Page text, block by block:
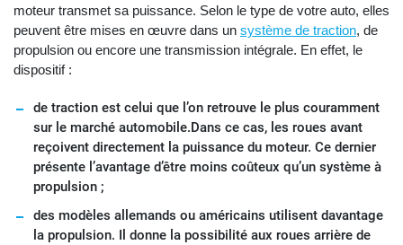
moteur transmet sa puissance. Selon le type de votre auto, elles
peuvent être mises en œuvre dans un système de traction, de
propulsion ou encore une transmission intégrale. En effet, le
dispositif :
de traction est celui que l’on retrouve le plus couramment
sur le marché automobile.Dans ce cas, les roues avant
reçoivent directement la puissance du moteur. Ce dernier
présente l’avantage d’être moins coûteux qu’un système à
propulsion ;
des modèles allemands ou américains utilisent davantage
la propulsion. Il donne la possibilité aux roues arrière de